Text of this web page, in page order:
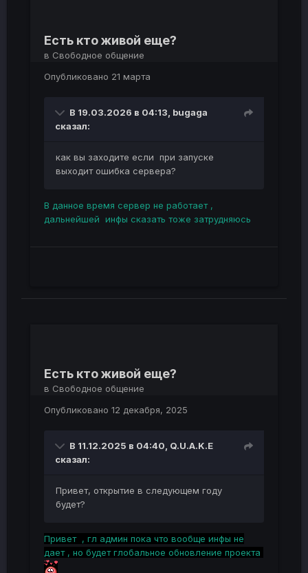
Есть кто живой еще?
в Свободное общение
Опубликовано 21 марта
В 19.03.2026 в 04:13, bugaga
сказал:
как вы заходите если при запуске
выходит ошибка сервера?
В данное время сервер не работает ,
дальнейшей инфы сказать тоже затрудняюсь
Есть кто живой еще?
в Свободное общение
Опубликовано 12 декабря, 2025
В 11.12.2025 в 04:40, Q.U.A.K.E
сказал:
Привет, открытие в следующем году
будет?
Привет , гл админ пока что вообще инфы не
дает , но будет глобальное обновление проекта